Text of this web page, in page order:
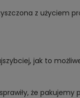
z użyciem
jak to
że pakujemy